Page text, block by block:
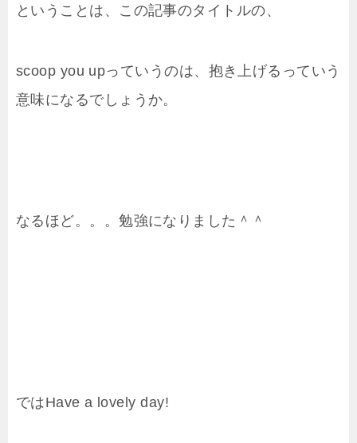
ということは、この記事のタイトルの、
scoop you upっていうのは、抱き上げるっていう
意味になるでしょうか。
なるほど。。。勉強になりました＾＾
ではHave a lovely day!